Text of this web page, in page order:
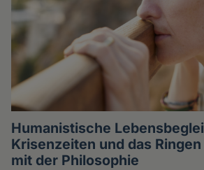
Humanistische
Krisenzeiten und das
mit der Philosophie